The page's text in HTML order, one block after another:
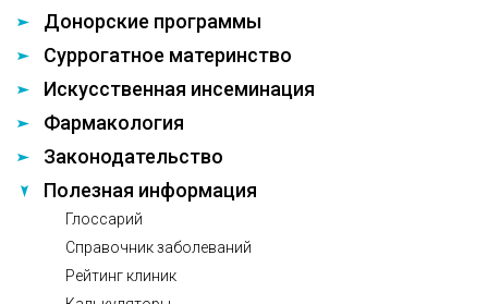
Донорские программы
Суррогатное материнство
Искусственная инсеминация
Фармакология
Законодательство
Полезная информация
Глоссарий
Справочник заболеваний
Рейтинг клиник